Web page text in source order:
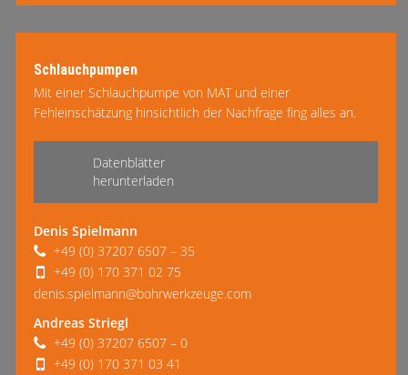
Schlauchpumpen
Mit einer Schlauchpumpe von MAT und einer
Fehleinschätzung hinsichtlich der Nachfrage fing alles an.
mehr lesen
Datenblätter
herunterladen
Denis Spielmann
+49 (0) 37207 6507 – 35
+49 (0) 170 371 02 75
denis.spielmann@bohrwerkzeuge.com
Andreas Striegl
+49 (0) 37207 6507 – 0
+49 (0) 170 371 03 41